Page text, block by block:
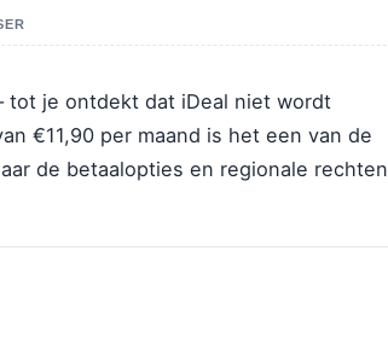
tot je ontdekt dat iDeal niet wordt
€11,90 per maand is het een van de
de betaalopties en regionale rechten